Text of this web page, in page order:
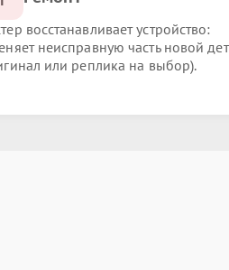
восстанавливает устройство:
неисправную часть новой
или реплика на выбор).